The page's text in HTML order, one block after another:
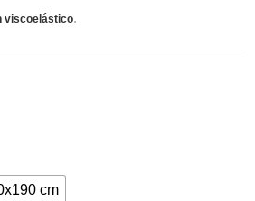
precio
viscoelástico.
cm